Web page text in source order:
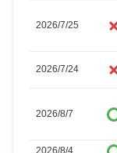
2026/7/25
2026/7/24
2026/8/7
2026/8/4